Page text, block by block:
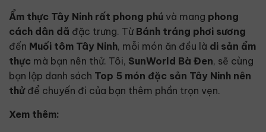
Ẩm thực Tây Ninh rất phong phú và mang phong
cách dân dã đặc trưng. Từ Bánh tráng phơi sương
đến Muối tôm Tây Ninh, mỗi món ăn đều là di sản ẩm
thực mà bạn nên thử. Tôi, SunWorld Bà Đen, sẽ cùng
bạn lập danh sách Top 5 món đặc sản Tây Ninh nên
thửđể chuyến đi của bạn thêm phần trọn vẹn.
Xem thêm: